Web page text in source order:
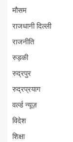
मौसम
राजधानी दिल्ली
राजनीति
रुड़की
रुद्रपुर
रुद्रप्रयाग
वर्ल्ड न्यूज़
विदेश
शिक्षा